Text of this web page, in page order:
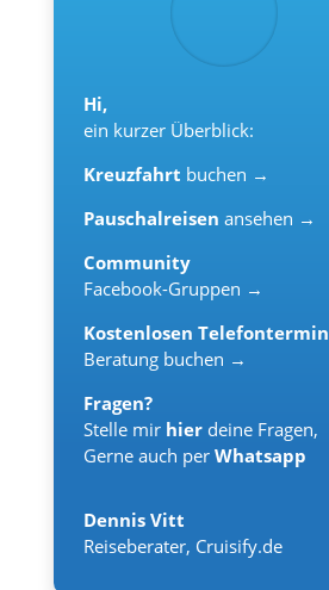
Hi,
ein kurzer Überblick:
Kreuzfahrt buchen →
Pauschalreisen ansehen →
Community
Facebook-Gruppen →
Kostenlosen Telefontermin
Beratung buchen →
Fragen?
Stelle mir hier deine Fragen,
Gerne auch per Whatsapp
Dennis Vitt
Reiseberater, Cruisify.de